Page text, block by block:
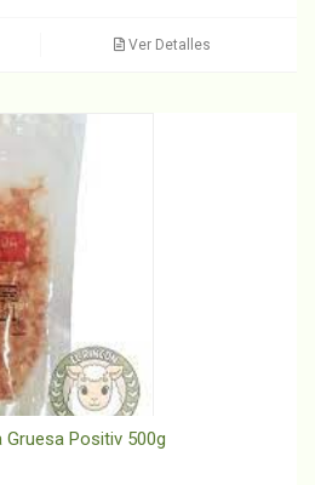
Ver Detalles
Gruesa Positiv 500g